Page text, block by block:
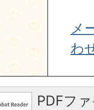
メ
わ
PDFフ